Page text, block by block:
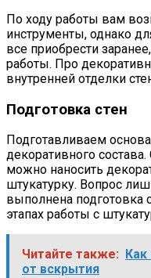
По ходу работы вам
инструменты, однако
все приобрести
работы. Про
внутренней отделки
Подготовка стен
Подготавливаем
декоративного
можно наносить
штукатурку. Вопрос
выполнена подготовка
этапах работы с
Читайте также:
от вскрытия